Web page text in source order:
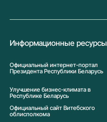
Информационные ресурсы
Официальный интернет-портал
Президента Республики Беларусь
Улучшение бизнес-климата в
Республике Беларусь
Официальный сайт Витебского
облисполкома